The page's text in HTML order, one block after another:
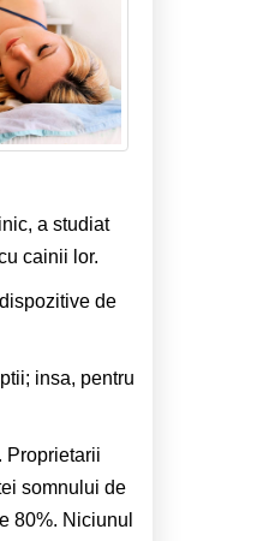
a studiat
cainii lor.
de
insa, pentru
Proprietarii
somnului de
80%. Niciunul